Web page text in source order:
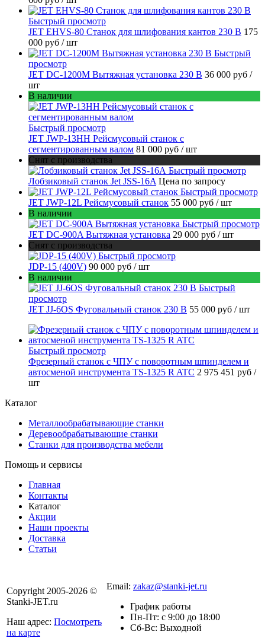
Быстрый просмотр
JET EHVS-80 Станок для шлифования кантов 230 В 175
000 руб / шт
Быстрый
просмотр
JET DC-1200M Вытяжная установка 230 В 36 000 руб /
шт
В наличии
Быстрый просмотр
JET JWP-13HH Рейсмусовый станок с
сегментированным валом 81 000 руб / шт
Снят с производства
Быстрый просмотр
Лобзиковый станок Jet JSS-16A Цена по запросу
Быстрый просмотр
JET JWP-12L Рейсмусовый станок 55 000 руб / шт
В наличии
Быстрый просмотр
JET DC-900A Вытяжная установка 29 000 руб / шт
Снят с производства
Быстрый просмотр
JDP-15 (400V) 90 000 руб / шт
В наличии
Быстрый
просмотр
JET JJ-6OS Фуговальный станок 230 В 55 000 руб / шт
Быстрый просмотр
Фрезерный станок с ЧПУ с поворотным шпинделем и
автосменой инструмента TS-1325 R ATC 2 975 451 руб /
шт
Каталог
Металлообрабатывающие станки
Деревообрабатывающие станки
Станки для производства мебели
Помощь и сервисы
Главная
Контакты
Каталог
Акции
Наши проекты
Доставка
Статьи
Copyright 2005-2026 ©
Stanki-JET.ru
Наш адрес: Посмотреть
на карте
Email: zakaz@stanki-jet.ru
График работы
Пн-Пт: с 9:00 до 18:00
Сб-Вс: Выходной